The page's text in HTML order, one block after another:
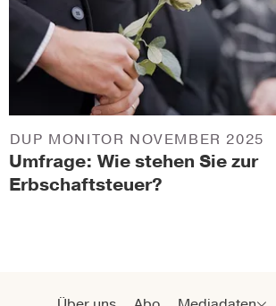
Umfrage: Wie stehen Sie zur
Erbschaftsteuer?
DUP MONITOR NOVEMBER 2025